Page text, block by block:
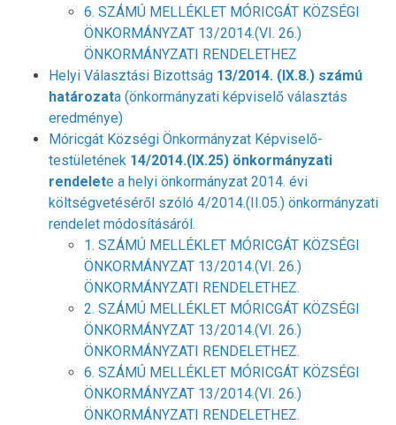
6. SZÁMÚ MELLÉKLET MÓRICGÁT KÖZSÉGI
ÖNKORMÁNYZAT 13/2014.(VI. 26.)
ÖNKORMÁNYZATI RENDELETHEZ
Helyi Választási Bizottság 13/2014. (IX.8.) számú
határozata (önkormányzati képviselő választás
eredménye)
Móricgát Községi Önkormányzat Képviselő-
testületének 14/2014.(IX.25) önkormányzati
rendelete a helyi önkormányzat 2014. évi
költségvetéséről szóló 4/2014.(II.05.) önkormányzati
rendelet módosításáról.
1. SZÁMÚ MELLÉKLET MÓRICGÁT KÖZSÉGI
ÖNKORMÁNYZAT 13/2014.(VI. 26.)
ÖNKORMÁNYZATI RENDELETHEZ.
2. SZÁMÚ MELLÉKLET MÓRICGÁT KÖZSÉGI
ÖNKORMÁNYZAT 13/2014.(VI. 26.)
ÖNKORMÁNYZATI RENDELETHEZ.
6. SZÁMÚ MELLÉKLET MÓRICGÁT KÖZSÉGI
ÖNKORMÁNYZAT 13/2014.(VI. 26.)
ÖNKORMÁNYZATI RENDELETHEZ.